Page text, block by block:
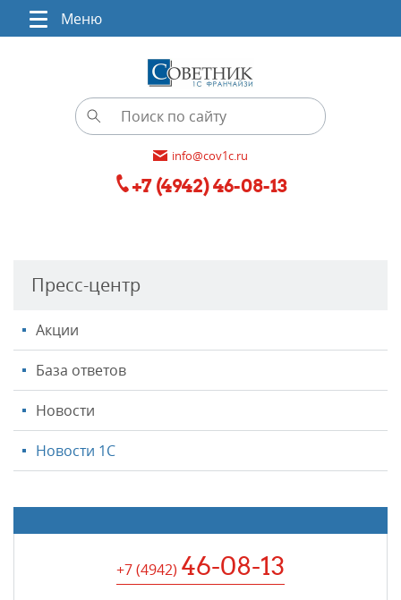
Меню
info@cov1c.ru
+7 (4942) 46-08-13
Пресс-центр
Акции
База ответов
Новости
Новости 1С
+7 (4942) 46-08-13